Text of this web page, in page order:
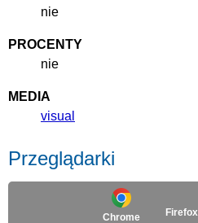
nie
PROCENTY
nie
MEDIA
visual
Przeglądarki
Chrome Firefox